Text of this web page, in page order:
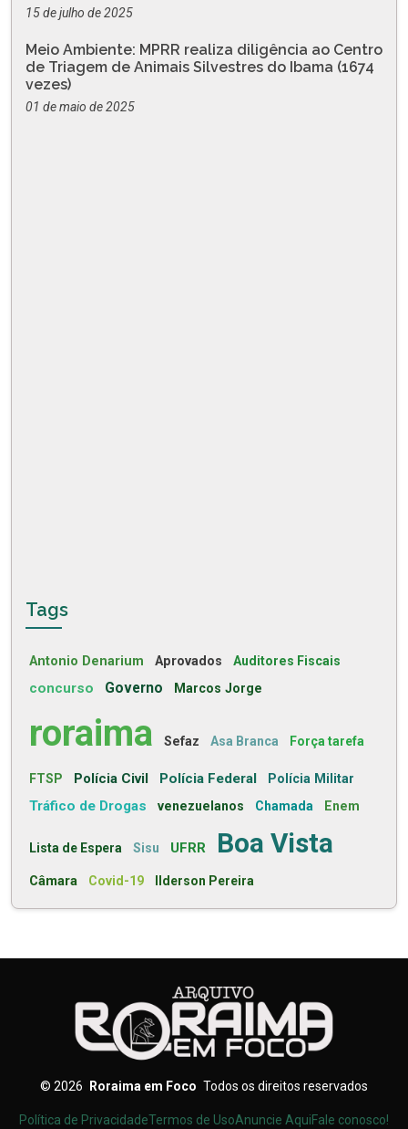
15 de julho de 2025
Meio Ambiente: MPRR realiza diligência ao Centro
de Triagem de Animais Silvestres do Ibama (1674
vezes)
01 de maio de 2025
Tags
Antonio Denarium Aprovados Auditores Fiscais
concurso Governo Marcos Jorge
roraima Sefaz Asa Branca Força tarefa
FTSP Polícia Civil Polícia Federal Polícia Militar
Tráfico de Drogas venezuelanos Chamada Enem
Lista de Espera Sisu UFRR Boa Vista
Câmara Covid-19 Ilderson Pereira
© 2026 Roraima em Foco Todos os direitos reservados
Política de PrivacidadeTermos de UsoAnuncie AquiFale conosco!